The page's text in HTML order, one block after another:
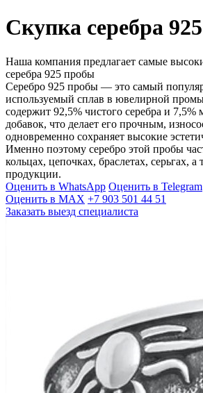
Скупка серебра
Наша компания предлагает самые
серебра 925 пробы
Серебро 925 пробы — это самый
используемый сплав в ювелирной
содержит 92,5% чистого серебра и 7,5%
добавок, что делает его прочным,
одновременно сохраняет высокие
Именно поэтому серебро этой пробы
кольцах, цепочках, браслетах, серьгах,
продукции.
Оценить в WhatsApp Оценить в Telegram
Оценить в MAX +7 903 501 44 51
Заказать выезд специалиста